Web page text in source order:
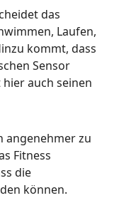
das
Laufen,
kommt, dass
Sensor
auch seinen
angenehmer zu
Fitness
die
können.